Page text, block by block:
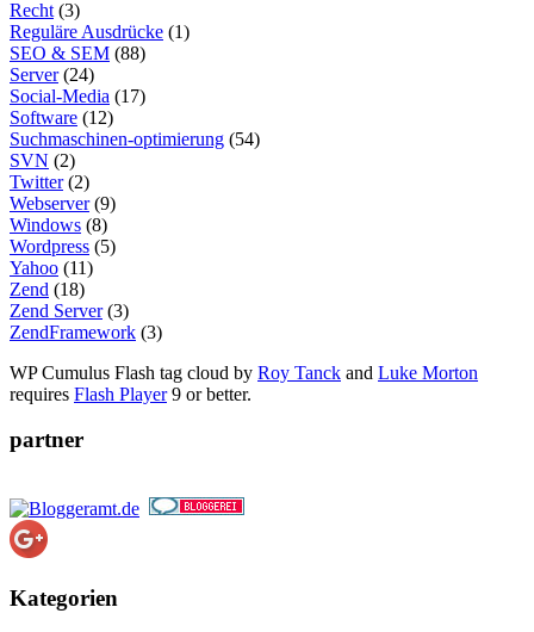
Recht (3)
Reguläre Ausdrücke (1)
SEO & SEM (88)
Server(24)
Social-Media (17)
Software (12)
Suchmaschinen-optimierung (54)
SVN (2)
Twitter(2)
Webserver(9)
Windows (8)
Wordpress (5)
Yahoo (11)
Zend (18)
Zend Server(3)
ZendFramework (3)
WP Cumulus Flash tag cloud by Roy Tanck and Luke Morton
requires Flash Player9 or better.
partner
Kategorien